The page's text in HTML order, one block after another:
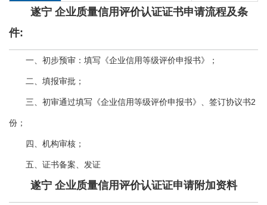
遂宁 企业质量信用评价认证证书申请流程及条
件:
一、初步预审：填写《企业信用等级评价申报书》；
二、填报审批；
三、初审通过填写《企业信用等级评价申报书》、签订协议书2
份；
四、机构审核；
五、证书备案、发证
遂宁 企业质量信用评价认证证申请附加资料